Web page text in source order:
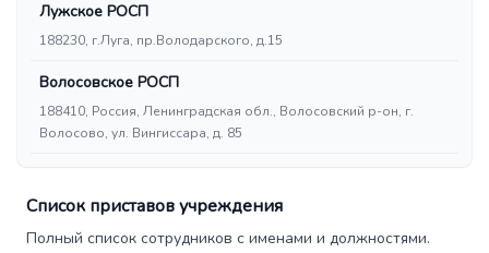
Лужское РОСП
188230, г.Луга, пр.Володарского, д.15
Волосовское РОСП
188410, Россия, Ленинградская обл., Волосовский р-он, г.
Волосово, ул. Вингиссара, д. 85
Список приставов учреждения
Полный список сотрудников с именами и должностями.